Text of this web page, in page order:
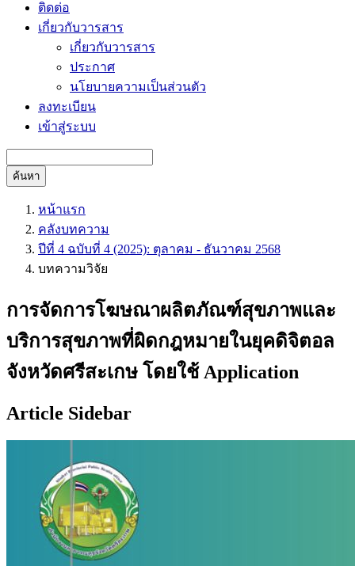
ติดต่อ
เกี่ยวกับวารสาร
เกี่ยวกับวารสาร
ประกาศ
นโยบายความเป็นส่วนตัว
ลงทะเบียน
เข้าสู่ระบบ
ค้นหา
หน้าแรก
คลังบทความ
ปีที่ 4 ฉบับที่ 4 (2025): ตุลาคม - ธันวาคม 2568
บทความวิจัย
การจัดการโฆษณาผลิตภัณฑ์สุขภาพและ
บริการสุขภาพที่ผิดกฎหมายในยุคดิจิตอล
จังหวัดศรีสะเกษ โดยใช้ Application
Article Sidebar